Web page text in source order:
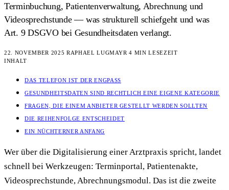
Terminbuchung, Patientenverwaltung, Abrechnung und
Videosprechstunde — was strukturell schiefgeht und was
Art. 9 DSGVO bei Gesundheitsdaten verlangt.
22. NOVEMBER 2025 RAPHAEL LUGMAYR 4 MIN LESEZEIT
INHALT
DAS TELEFON IST DER ENGPASS
GESUNDHEITSDATEN SIND RECHTLICH EINE EIGENE KATEGORIE
FRAGEN, DIE EINEM ANBIETER GESTELLT WERDEN SOLLTEN
DIE REIHENFOLGE ENTSCHEIDET
EIN NÜCHTERNER ANFANG
Wer über die Digitalisierung einer Arztpraxis spricht, landet
schnell bei Werkzeugen: Terminportal, Patientenakte,
Videosprechstunde, Abrechnungsmodul. Das ist die zweite